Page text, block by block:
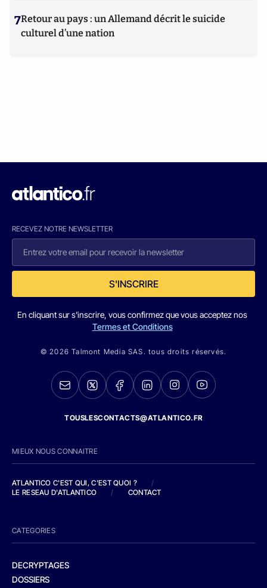
7Retour au pays : un Allemand décrit le suicide
culturel d’une nation
RECEVEZ NOTRE NEWSLETTER
S'INSCRIRE
En cliquant sur s'inscrire, vous confirmez que vous acceptez nos
Termes et Conditions
© 2026 Talmont Media SAS. tous droits réservés.
TOUSLESCONTACTS@ATLANTICO.FR
MIEUX NOUS CONNAITRE
ATLANTICO C'EST QUI, C'EST QUOI ?
/
LE RESEAU D'ATLANTICO
/ CONTACT
CATEGORIES
DECRYPTAGES
DOSSIERS